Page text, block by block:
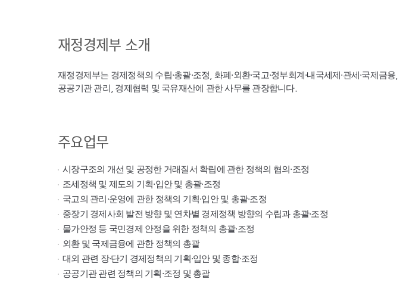
재정경제부 소개
재정경제부는 경제정책의 수립·총괄·조정, 화폐·외환·국고·정부회계·내국세제·관세·국제금융,
공공기관 관리, 경제협력 및 국유재산에 관한 사무를 관장합니다.
주요업무
시장구조의 개선 및 공정한 거래질서 확립에 관한 정책의 협의·조정
조세정책 및 제도의 기획·입안 및 총괄·조정
국고의 관리·운영에 관한 정책의 기획·입안 및 총괄·조정
중장기 경제사회 발전 방향 및 연차별 경제정책 방향의 수립과 총괄·조정
물가안정 등 국민경제 안정을 위한 정책의 총괄·조정
외환 및 국제금융에 관한 정책의 총괄
대외 관련 장·단기 경제정책의 기획·입안 및 종합·조정
공공기관 관련 정책의 기획·조정 및 총괄